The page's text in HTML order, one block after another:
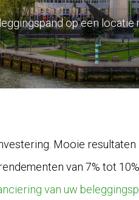
op een locatie
Mooie
van 7% tot
van uw